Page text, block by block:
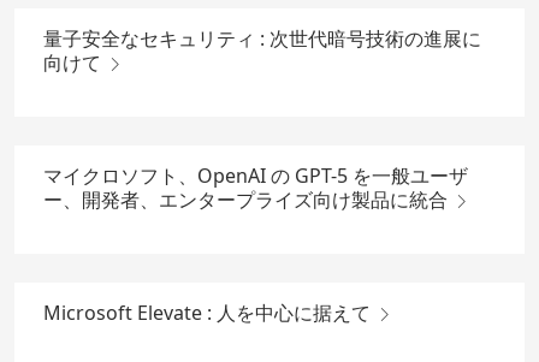
量子安全なセキュリティ : 次世代暗号技術の進展に
向けて
マイクロソフト、OpenAI の GPT-5 を一般ユーザ
ー、開発者、エンタープライズ向け製品に統合
Microsoft Elevate : 人を中心に据えて